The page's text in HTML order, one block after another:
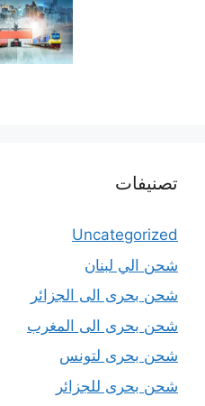
تصنيفات
Uncategorized
شحن الي لبنان
شحن بحرى الى الجزائر
شحن بحرى الى المغرب
شحن بحرى لتونس
شحن بحرى للجزائر